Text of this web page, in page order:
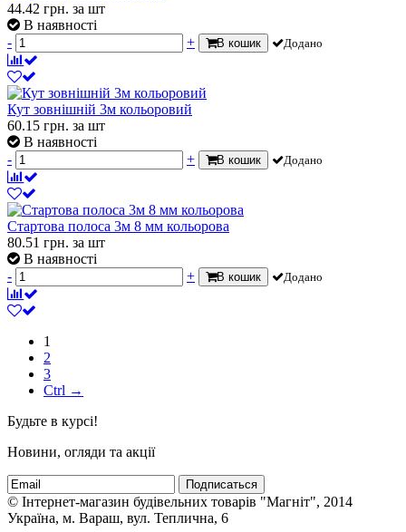
44.42 грн. за шт
В наявності
-
+ В кошик Додано
Кут зовнішній 3м кольоровий
60.15 грн. за шт
В наявності
-
+ В кошик Додано
Стартова полоса 3м 8 мм кольорова
80.51 грн. за шт
В наявності
-
+ В кошик Додано
1
2
3
Ctrl →
Будьте в курсі!
Новини, огляди та акції
Подписаться
© Інтернет-магазин будівельних товарів "Магніт", 2014
Україна, м. Вараш, вул. Теплична, 6